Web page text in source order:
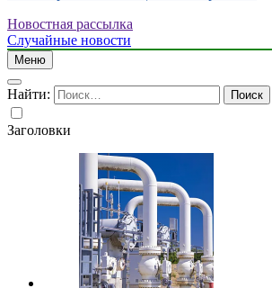
Новостная рассылка
Случайные новости
Меню
Найти:
Заголовки